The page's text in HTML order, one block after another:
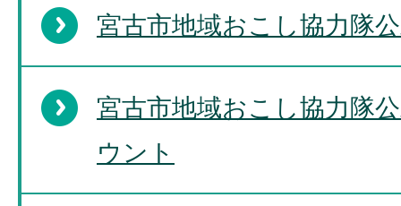
宮古市地域おこし協力隊
宮古市地域おこし協力隊
ウント